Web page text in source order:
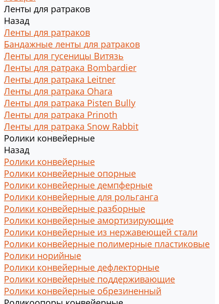
Ленты для ратраков
Назад
Ленты для ратраков
Бандажные ленты для ратраков
Ленты для гусеницы Витязь
Ленты для ратрака Bombardier
Ленты для ратрака Leitner
Ленты для ратрака Ohara
Ленты для ратрака Pisten Bully
Ленты для ратрака Prinoth
Ленты для ратрака Snow Rabbit
Ролики конвейерные
Назад
Ролики конвейерные
Ролики конвейерные опорные
Ролики конвейерные демпферные
Ролики конвейерные для рольганга
Ролики конвейерные разборные
Ролики конвейерные амортизирующие
Ролики конвейерные из нержавеющей стали
Ролики конвейерные полимерные пластиковые
Ролики норийные
Ролики конвейерные дефлекторные
Ролики конвейерные поддерживающие
Ролики конвейерные обрезиненный